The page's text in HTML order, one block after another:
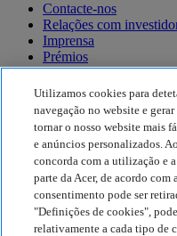
Contacte-nos
Relações com
Imprensa
Prémios
Eventos
Sustentabilidade
Sustentabilidade
Responsabilidade
Pegada de carbono do
Project Humanity
Earthion
Utilizamos cookies para
navegação no website e
tornar o nosso website mais
e anúncios personalizados.
concorda com a utilização e
parte da Acer, de acordo
consentimento pode ser
"Definições de cookies",
relativamente a cada tipo de